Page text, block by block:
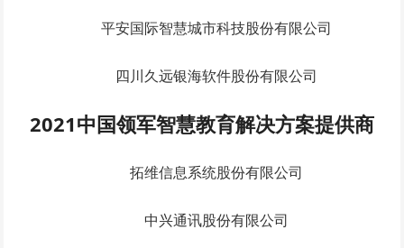
平安国际智慧城市科技股份有限公司
四川久远银海软件股份有限公司
2021中国领军智慧教育解决方案提供商
拓维信息系统股份有限公司
中兴通讯股份有限公司